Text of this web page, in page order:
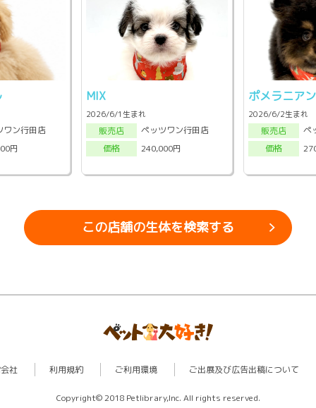
ワン行田店
円
MIX
2026/6/1生まれ
販売店
ペッツワン行田店
価格
240,000円
ポメラニアン
2026/6/2生まれ
販売店
ペ
価格
この店舗の生体を検索する
社 利用規約 ご利用環境 ご出展及び広告出稿について
Copyright© 2018 Petlibrary,Inc. All rights reserved.